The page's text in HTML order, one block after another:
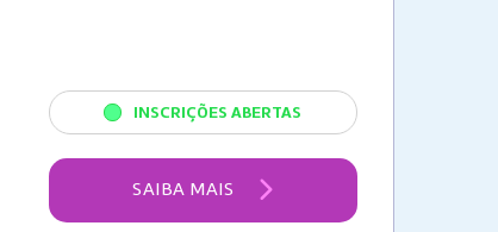
INSCRIÇÕES ABERTAS
SAIBA MAIS